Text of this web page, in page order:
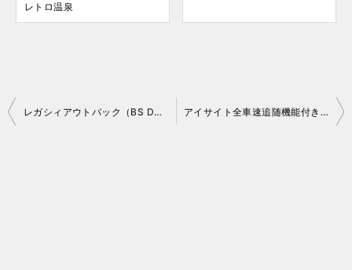
レトロ温泉
投
レガシィアウトバック（BS D型）を見積ってもらいました アイサイト全車速追随機能付きクルコンの上限速度設定変更